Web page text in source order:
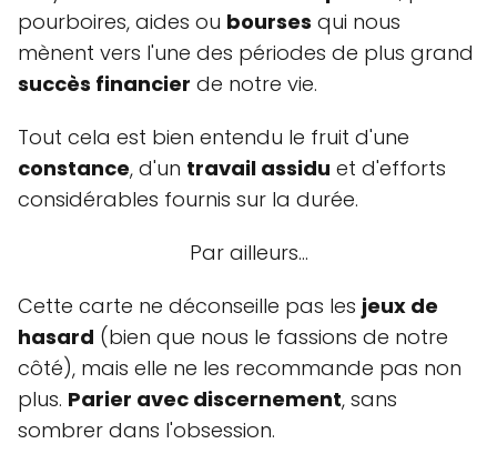
pourboires, aides ou bourses qui nous
mènent vers l'une des périodes de plus grand
succès financier de notre vie.
Tout cela est bien entendu le fruit d'une
constance, d'un travail assidu et d'efforts
considérables fournis sur la durée.
Par ailleurs…
Cette carte ne déconseille pas les jeux de
hasard (bien que nous le fassions de notre
côté), mais elle ne les recommande pas non
plus. Parier avec discernement, sans
sombrer dans l'obsession.